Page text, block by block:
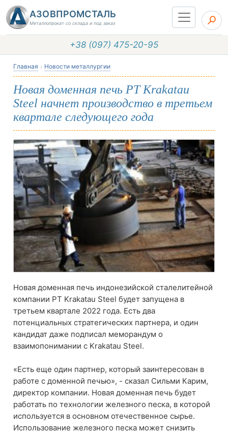
АЗОВПРОМСТАЛЬ
Металлопрокат со склада и под заказ
+38 (097) 475-20-95
Главная Новости металлургии
Новая доменная печь PT Krakatau
Steel начнет производство в третьем
квартале следующего года
Новая доменная печь индонезийской сталелитейной
компании PT Krakatau Steel будет запущена в
третьем квартале 2022 года. Есть два
потенциальных стратегических партнера, и один
кандидат даже подписал меморандум о
взаимопонимании с Krakatau Steel.
«Есть еще один партнер, который заинтересован в
работе с доменной печью», - сказал Сильми Карим,
директор компании. Новая доменная печь будет
работать по технологии железного песка, в которой
используется в основном отечественное сырье.
Использование железного песка может снизить